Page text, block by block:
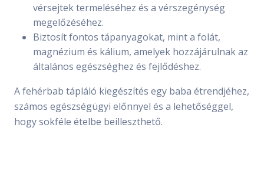
vérsejtek termeléséhez és a vérszegénység
megelőzéséhez.
Biztosít fontos tápanyagokat, mint a folát,
magnézium és kálium, amelyek hozzájárulnak az
általános egészséghez és fejlődéshez.
A fehérbab tápláló kiegészítés egy baba étrendjéhez,
számos egészségügyi előnnyel és a lehetőséggel,
hogy sokféle ételbe beilleszthető.